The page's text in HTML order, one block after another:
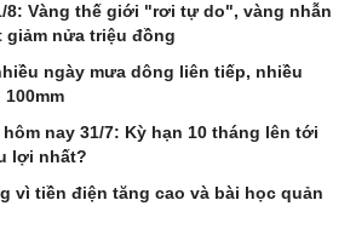
8: Vàng thế giới "rơi tự do", vàng nhẫn
giảm nửa triệu đồng
ngày mưa dông liên tiếp, nhiều
nay 31/7: Kỳ hạn 10 tháng lên tới
lợi nhất?
vì tiền điện tăng cao và bài học quản